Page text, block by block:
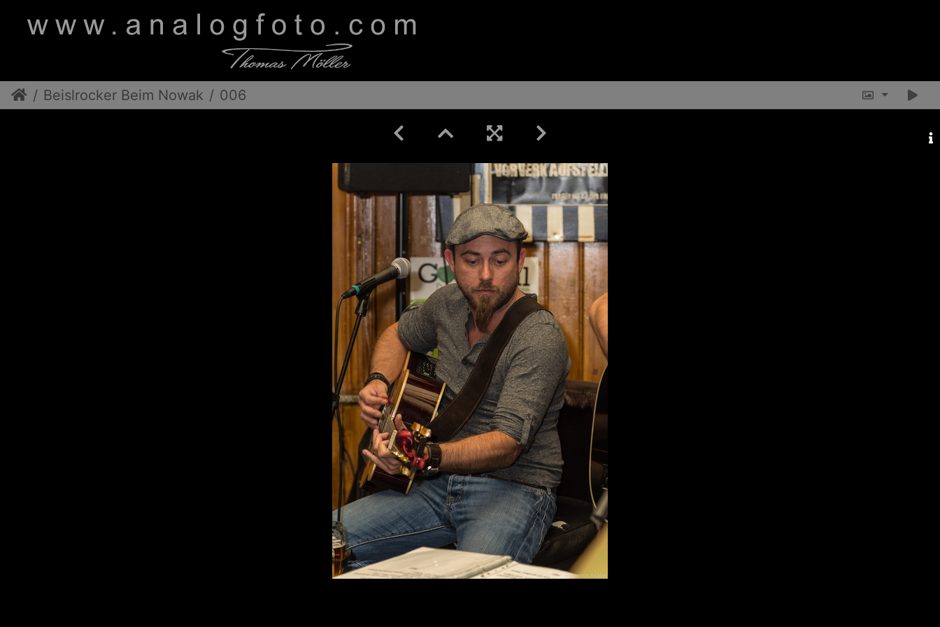
Beislrocker Beim Nowak 006